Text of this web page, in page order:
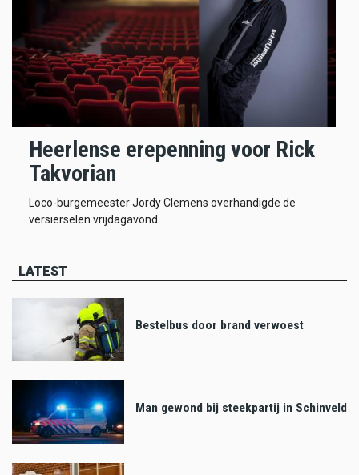
Heerlense erepenning voor Rick
Takvorian
Loco-burgemeester Jordy Clemens overhandigde de
versierselen vrijdagavond.
LATEST
Bestelbus door brand verwoest
Man gewond bij steekpartij in Schinveld